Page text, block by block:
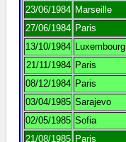
23/06/1984 Marseille
27/06/1984 Paris
13/10/1984 Luxembourg
21/11/1984 Paris
08/12/1984 Paris
03/04/1985 Sarajevo
02/05/1985 Sofia
21/08/1985 Paris